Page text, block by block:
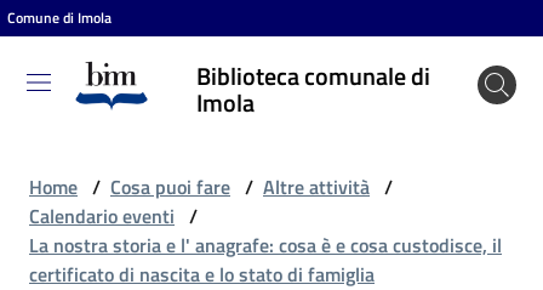
Vai al contenuto
Vai alla navigazione
Vai al footer
Comune di Imola
Biblioteca comunale di
Imola
Biblioteca
comunale
Entra
Home / Cosa puoi fare / Altre attività /
Calendario eventi /
La nostra storia e l' anagrafe: cosa è e cosa custodisce, il
certificato di nascita e lo stato di famiglia